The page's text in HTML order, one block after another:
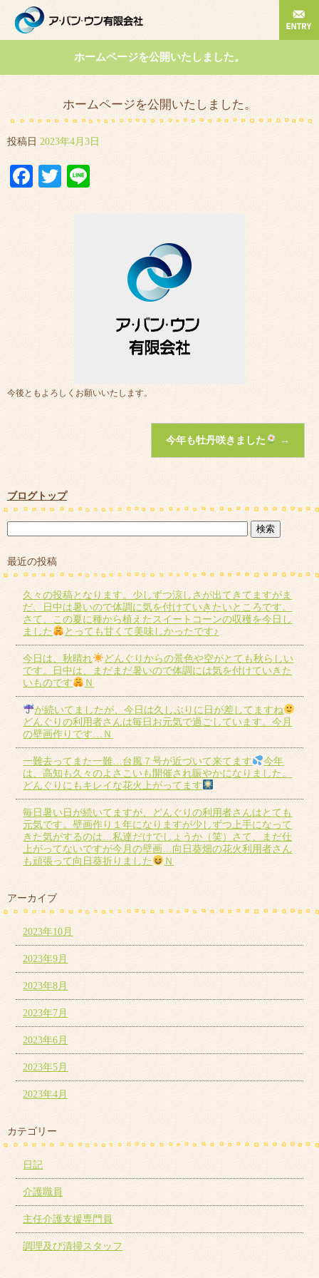
ホームページを公開いたしました。
ホームページを公開いたしました。
投稿日 2023年4月3日
Facebook
Twitter
今後ともよろしくお願いいたします。
今年も牡丹咲きました →
ブログトップ
最近の投稿
久々の投稿となります。少しずつ涼しさが出てきてますがま
だ、日中は暑いので体調に気を付けていきたいところです。
さて、この夏に種から植えたスイートコーンの収穫を今日し
ました
とっても甘くて美味しかったです♪
今日は、秋晴れ
どんぐりからの景色や空がとても秋らしい
です。日中は、まだまだ暑いので体調には気を付けていきた
いものです
Ｎ
が続いてましたが、今日は久しぶりに日が差してますね
どんぐりの利用者さんは毎日お元気で過ごしています。今月
の壁画作りです…Ｎ
一難去ってまた一難…台風７号が近づいて来てます
今年
は、高知も久々のよさこいも開催され賑やかになりました。
どんぐりにもキレイな花火上がってます
毎日暑い日が続いてますが、どんぐりの利用者さんはとても
元気です。壁画作り１年になりますが少しずつ上手になって
きた気がするのは…私達だけでしょうか（笑）さて、まだ仕
上がってないですが今月の壁画…向日葵畑の花火利用者さん
も頑張って向日葵折りました
Ｎ
アーカイブ
2023年10月
2023年9月
2023年8月
2023年7月
2023年6月
2023年5月
2023年4月
カテゴリー
日記
介護職員
主任介護支援専門員
調理及び清掃スタッフ